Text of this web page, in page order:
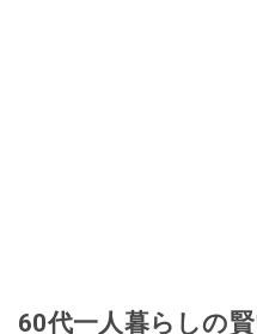
60代一人暮らしの